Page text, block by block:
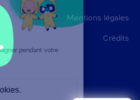
Mentions légales
Crédits